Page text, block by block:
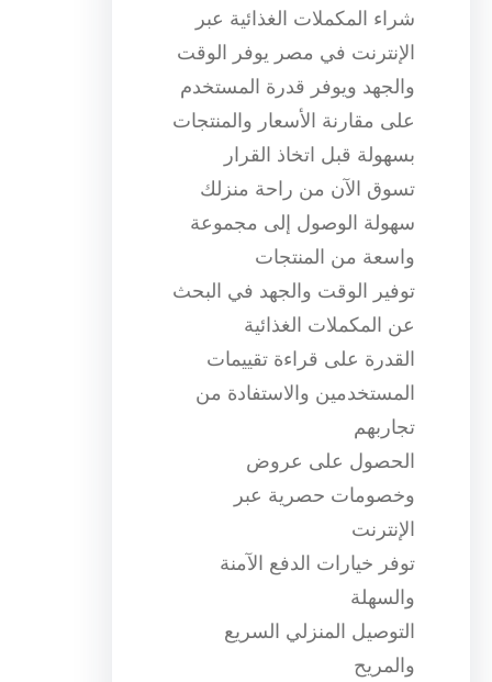
شراء المكملات الغذائية عبر
الإنترنت في مصر يوفر الوقت
والجهد ويوفر قدرة المستخدم
على مقارنة الأسعار والمنتجات
بسهولة قبل اتخاذ القرار
تسوق الآن من راحة منزلك
سهولة الوصول إلى مجموعة
واسعة من المنتجات
توفير الوقت والجهد في البحث
عن المكملات الغذائية
القدرة على قراءة تقييمات
المستخدمين والاستفادة من
تجاربهم
الحصول على عروض
وخصومات حصرية عبر
الإنترنت
توفر خيارات الدفع الآمنة
والسهلة
التوصيل المنزلي السريع
والمريح